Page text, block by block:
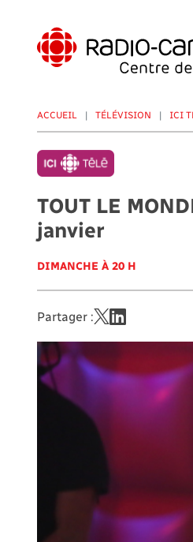
contenu
principal
ACCUEIL TÉLÉVISION ICI
TOUT LE
janvier
DIMANCHE À 20 H
Partager :